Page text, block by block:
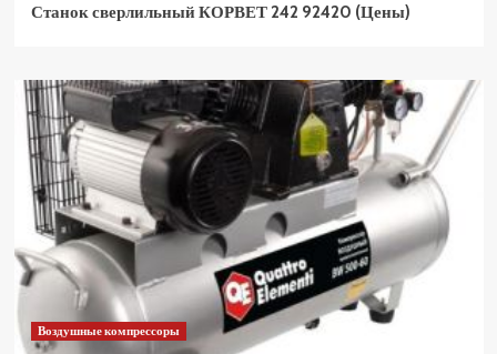
Станок сверлильный КОРВЕТ 242 92420 (Цены)
Воздушные компрессоры